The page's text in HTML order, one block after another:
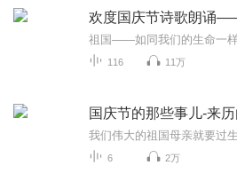
欢度国庆节诗歌朗诵
116 11万
国庆节的那些事儿-来
6 2万